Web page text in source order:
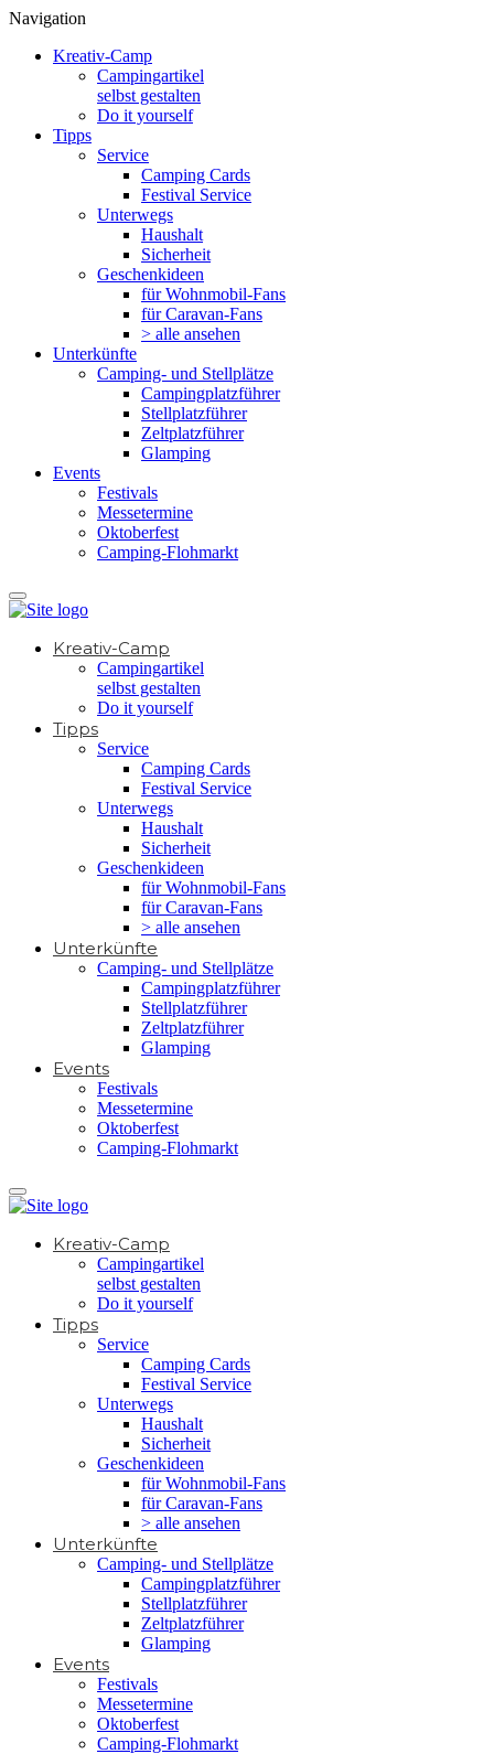
Navigation
Kreativ-Camp
Campingartikel
selbst gestalten
Do it yourself
Tipps
Service
Camping Cards
Festival Service
Unterwegs
Haushalt
Sicherheit
Geschenkideen
für Wohnmobil-Fans
für Caravan-Fans
> alle ansehen
Unterkünfte
Camping- und Stellplätze
Campingplatzführer
Stellplatzführer
Zeltplatzführer
Glamping
Events
Festivals
Messetermine
Oktoberfest
Camping-Flohmarkt
Kreativ-Camp
Campingartikel
selbst gestalten
Do it yourself
Tipps
Service
Camping Cards
Festival Service
Unterwegs
Haushalt
Sicherheit
Geschenkideen
für Wohnmobil-Fans
für Caravan-Fans
> alle ansehen
Unterkünfte
Camping- und Stellplätze
Campingplatzführer
Stellplatzführer
Zeltplatzführer
Glamping
Events
Festivals
Messetermine
Oktoberfest
Camping-Flohmarkt
Kreativ-Camp
Campingartikel
selbst gestalten
Do it yourself
Tipps
Service
Camping Cards
Festival Service
Unterwegs
Haushalt
Sicherheit
Geschenkideen
für Wohnmobil-Fans
für Caravan-Fans
> alle ansehen
Unterkünfte
Camping- und Stellplätze
Campingplatzführer
Stellplatzführer
Zeltplatzführer
Glamping
Events
Festivals
Messetermine
Oktoberfest
Camping-Flohmarkt